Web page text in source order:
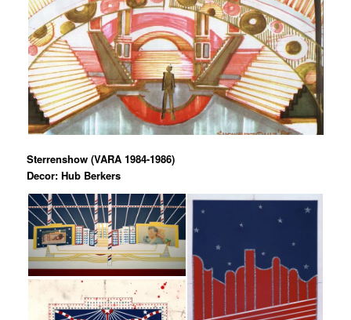
Sterrenshow (VARA 1984-1986)
Decor: Hub Berkers